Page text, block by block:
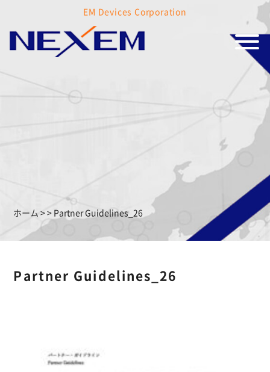
EM Devices Corporation
ホーム >> Partner Guidelines_26
Partner Guidelines_26